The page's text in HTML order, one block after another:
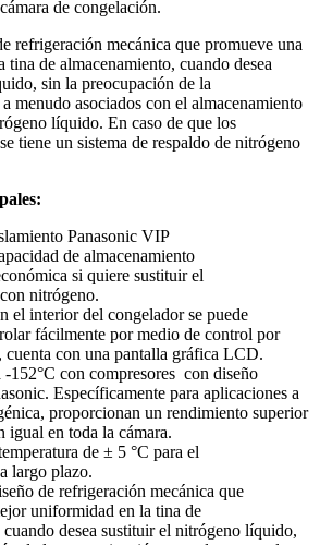
de congelación.
refrigeración mecánica que promueve una
de almacenamiento, cuando desea
sin la preocupación de la
menudo asociados con el almacenamiento
líquido. En caso de que los
tiene un sistema de respaldo de nitrógeno
Panasonic VIP
de almacenamiento
si quiere sustituir el
nitrógeno.
el interior del congelador se puede
fácilmente por medio de control por
cuenta con una pantalla gráfica LCD.
-152°C con compresores con diseño
Específicamente para aplicaciones a
proporcionan un rendimiento superior
igual en toda la cámara.
de ± 5 °C para el
largo plazo.
de refrigeración mecánica que
uniformidad en la tina de
desea sustituir el nitrógeno líquido,